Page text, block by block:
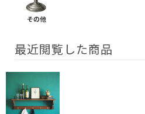
その他
最近閲覧した商品